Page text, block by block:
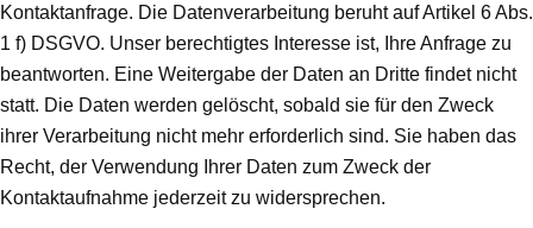
Kontaktanfrage. Die Datenverarbeitung beruht auf Artikel 6 Abs.
1 f) DSGVO. Unser berechtigtes Interesse ist, Ihre Anfrage zu
beantworten. Eine Weitergabe der Daten an Dritte findet nicht
statt. Die Daten werden gelöscht, sobald sie für den Zweck
ihrer Verarbeitung nicht mehr erforderlich sind. Sie haben das
Recht, der Verwendung Ihrer Daten zum Zweck der
Kontaktaufnahme jederzeit zu widersprechen.